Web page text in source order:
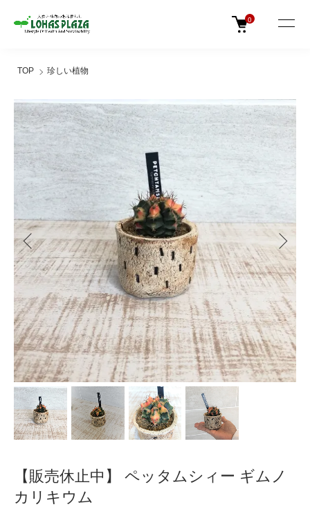
0
TOP 珍しい植物
【販売休止中】 ペッタムシィー ギムノ
カリキウム